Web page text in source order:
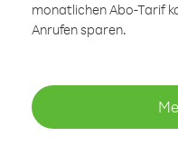
monatlichen Abo-Tarif
Anrufen sparen.